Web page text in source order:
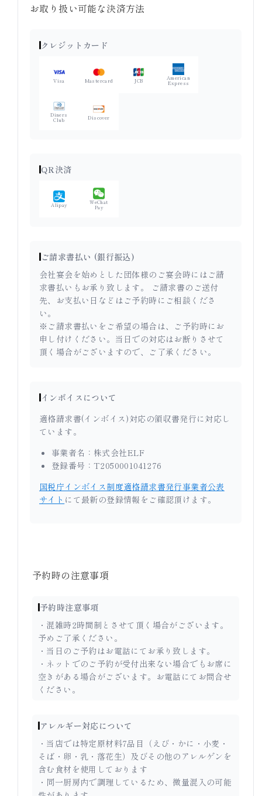
お取り扱い可能な決済方法
クレジットカード
Visa Mastercard JCB
American
Express
Diners
Club
Discover
QR決済
Alipay
WeChat
Pay
ご請求書払い (銀行振込)
会社宴会を始めとした団体様のご宴会時にはご請
求書払いもお承り致します。 ご請求書のご送付
先、お支払い日などはご予約時にご相談くださ
い。
※ご請求書払いをご希望の場合は、ご予約時にお
申し付けください。当日での対応はお断りさせて
頂く場合がございますので、ご了承ください。
インボイスについて
適格請求書(インボイス)対応の領収書発行に対応し
ています。
事業者名：株式会社ELF
登録番号：T2050001041276
国税庁インボイス制度適格請求書発行事業者公表
サイト にて最新の登録情報をご確認頂けます。
予約時の注意事項
予約時注意事項
・混雑時2時間制とさせて頂く場合がございます。
予めご了承ください。
・当日のご予約はお電話にてお承り致します。
・ネットでのご予約が受付出来ない場合でもお席に
空きがある場合がございます。お電話にてお問合せ
ください。
アレルギー対応について
・当店では特定原材料7品目（えび・かに・小麦・
そば・卵・乳・落花生）及びその他のアレルゲンを
含む食材を使用しております
・同一厨房内で調理しているため、微量混入の可能